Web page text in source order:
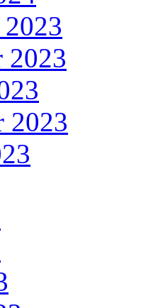
2023
2023